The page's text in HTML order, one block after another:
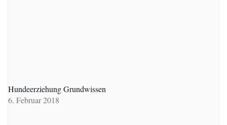
Hundeerziehung Grundwissen
6. Februar 2018